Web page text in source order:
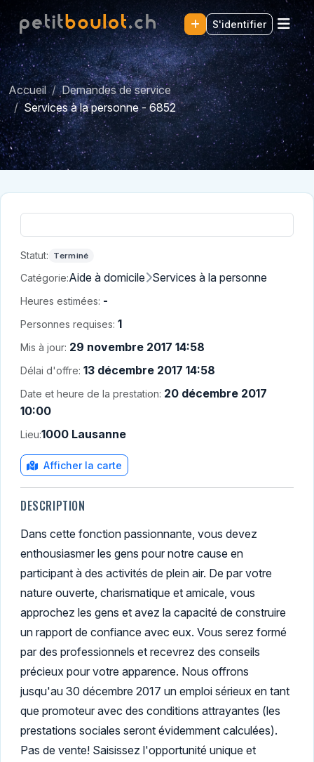
S'identifier
Accueil
Demandes de service
Services à la personne - 6852
Statut: Terminé
Catégorie:Aide à domicile Services à la personne
Heures estimées: -
Personnes requises: 1
Mis à jour: 29 novembre 2017 14:58
Délai d'offre: 13 décembre 2017 14:58
Date et heure de la prestation: 20 décembre 2017
10:00
Lieu:1000 Lausanne
Afficher la carte
DESCRIPTION
Dans cette fonction passionnante, vous devez
enthousiasmer les gens pour notre cause en
participant à des activités de plein air. De par votre
nature ouverte, charismatique et amicale, vous
approchez les gens et avez la capacité de construire
un rapport de confiance avec eux. Vous serez formé
par des professionnels et recevrez des conseils
précieux pour votre apparence. Nous offrons
jusqu'au 30 décembre 2017 un emploi sérieux en tant
que promoteur avec des conditions attrayantes (les
prestations sociales seront évidemment calculées).
Pas de vente! Saisissez l'opportunité unique et